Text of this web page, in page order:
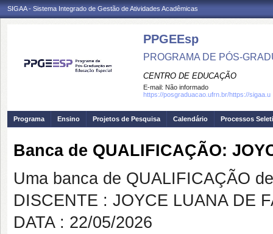
SIGAA - Sistema Integrado de Gestão de Atividades Acadêmicas
PPGEEsp
PROGRAMA DE PÓS-
CENTRO DE EDUCAÇÃO
E-mail: Não informado
https://posgraduacao.ufrn.br/https://sigaa.u
Programa Ensino Projetos de Pesquisa Calendário Processos
Banca de QUALIFICAÇÃO:
Uma banca de QUALIFICAÇÃO
DISCENTE : JOYCE LUANA DE
DATA : 22/05/2026